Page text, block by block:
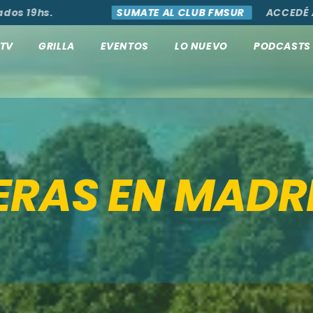
SUMATE AL CLUB FMSUR ACCEDÉ A
TV GRILLA EVENTOS LO NUEVO PODCASTS
EN